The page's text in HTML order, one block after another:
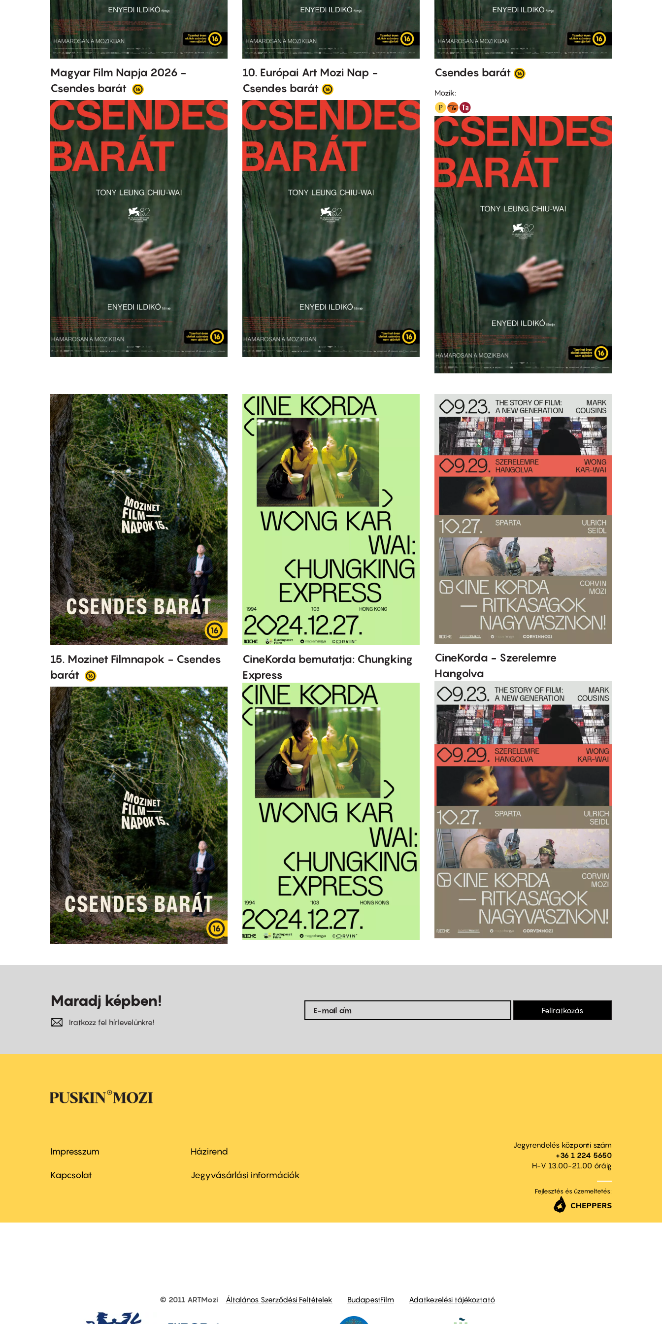
Magyar Film Napja 2026 -
Csendes barát
10. Európai Art Mozi Nap -
Csendes barát
Csendes barát
Mozik:
15. Mozinet Filmnapok - Csendes
barát
CineKorda bemutatja: Chungking
Express
CineKorda - Szerelemre
Hangolva
Maradj képben!
Iratkozz fel hírlevelünkre!
Feliratkozás
Footer
menu
Impresszum
Kapcsolat
Footer
menu
Házirend
Jegyvásárlási információk
Jegyrendelés központi szám
+36 1 224 5650
H-V 13.00-21.00 óráig
Fejlesztés és üzemeltetés:
© 2011 ARTMozi Általános Szerződési Feltételek BudapestFilm Adatkezelési tájékoztató